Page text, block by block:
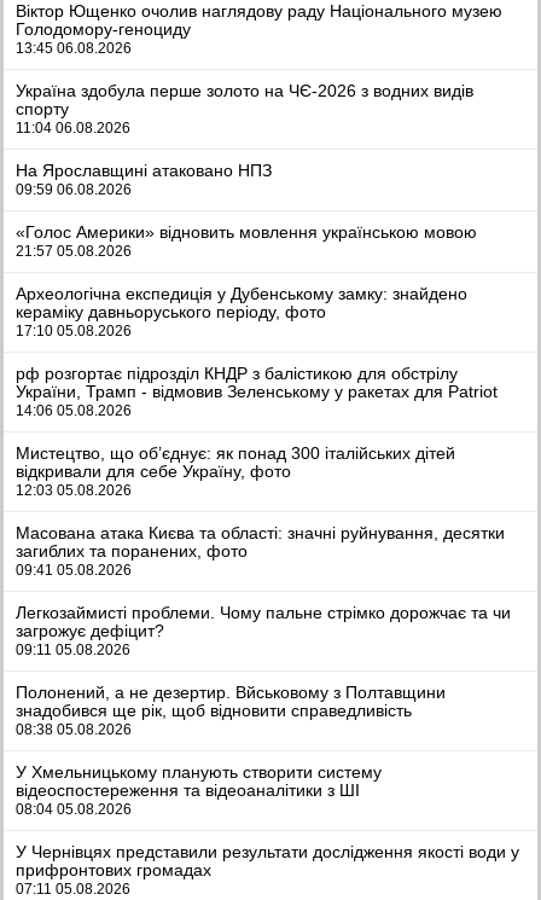
Віктор Ющенко очолив наглядову раду Національного музею
Голодомору-геноциду
13:45 06.08.2026
Україна здобула перше золото на ЧЄ-2026 з водних видів
спорту
11:04 06.08.2026
На Ярославщині атаковано НПЗ
09:59 06.08.2026
«Голос Америки» відновить мовлення українською мовою
21:57 05.08.2026
Археологічна експедиція у Дубенському замку: знайдено
кераміку давньоруського періоду, фото
17:10 05.08.2026
рф розгортає підрозділ КНДР з балістикою для обстрілу
України, Трамп - відмовив Зеленському у ракетах для Patriot
14:06 05.08.2026
Мистецтво, що об’єднує: як понад 300 італійських дітей
відкривали для себе Україну, фото
12:03 05.08.2026
Масована атака Києва та області: значні руйнування, десятки
загиблих та поранених, фото
09:41 05.08.2026
Легкозаймисті проблеми. Чому пальне стрімко дорожчає та чи
загрожує дефіцит?
09:11 05.08.2026
Полонений, а не дезертир. Вйськовому з Полтавщини
знадобився ще рік, щоб відновити справедливість
08:38 05.08.2026
У Хмельницькому планують створити систему
відеоспостереження та відеоаналітики з ШІ
08:04 05.08.2026
У Чернівцях представили результати дослідження якості води у
прифронтових громадах
07:11 05.08.2026